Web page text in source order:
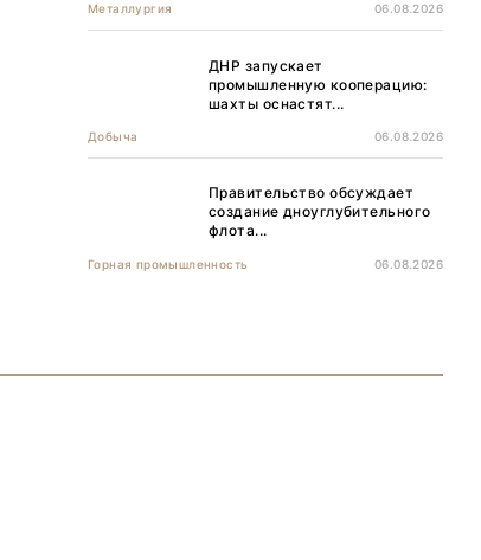
Металлургия 06.08.2026
ДНР запускает
промышленную кооперацию:
шахты оснастят...
Добыча 06.08.2026
Правительство обсуждает
создание дноуглубительного
флота...
Горная промышленность 06.08.2026